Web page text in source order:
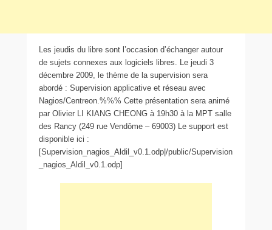
Les jeudis du libre sont l’occasion d’échanger autour
de sujets connexes aux logiciels libres. Le jeudi 3
décembre 2009, le thème de la supervision sera
abordé : Supervision applicative et réseau avec
Nagios/Centreon.%%% Cette présentation sera animé
par Olivier LI KIANG CHEONG à 19h30 à la MPT salle
des Rancy (249 rue Vendôme – 69003) Le support est
disponible ici :
[Supervision_nagios_Aldil_v0.1.odp|/public/Supervision
_nagios_Aldil_v0.1.odp]